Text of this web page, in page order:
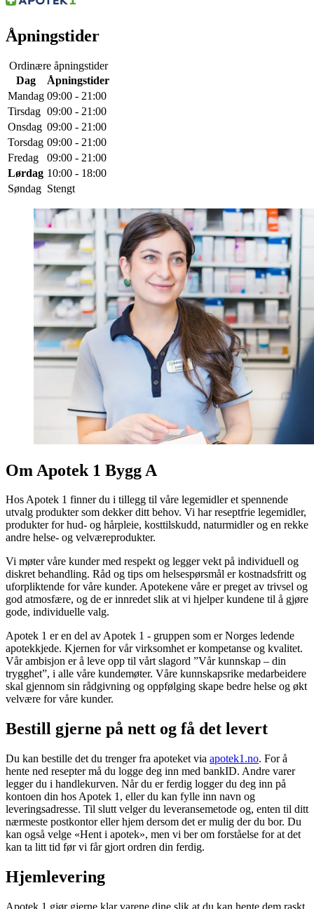
Åpningstider
Ordinære åpningstider
Dag
Åpningstider
Mandag 09:00 - 21:00
Tirsdag 09:00 - 21:00
Onsdag 09:00 - 21:00
Torsdag 09:00 - 21:00
Fredag
09:00 - 21:00
Lørdag 10:00 - 18:00
Søndag Stengt
Om Apotek 1 Bygg A
Hos Apotek 1 finner du i tillegg til våre legemidler et spennende
utvalg produkter som dekker ditt behov. Vi har reseptfrie legemidler,
produkter for hud- og hårpleie, kosttilskudd, naturmidler og en rekke
andre helse- og velværeprodukter.
Vi møter våre kunder med respekt og legger vekt på individuell og
diskret behandling. Råd og tips om helsespørsmål er kostnadsfritt og
uforpliktende for våre kunder. Apotekene våre er preget av trivsel og
god atmosfære, og de er innredet slik at vi hjelper kundene til å gjøre
gode, individuelle valg.
Apotek 1 er en del av Apotek 1 - gruppen som er Norges ledende
apotekkjede. Kjernen for vår virksomhet er kompetanse og kvalitet.
Vår ambisjon er å leve opp til vårt slagord ”Vår kunnskap – din
trygghet”, i alle våre kundemøter. Våre kunnskapsrike medarbeidere
skal gjennom sin rådgivning og oppfølging skape bedre helse og økt
velvære for våre kunder.
Bestill gjerne på nett og få det levert
Du kan bestille det du trenger fra apoteket via apotek1.no. For å
hente ned resepter må du logge deg inn med bankID. Andre varer
legger du i handlekurven. Når du er ferdig logger du deg inn på
kontoen din hos Apotek 1, eller du kan fylle inn navn og
leveringsadresse. Til slutt velger du leveransemetode og, enten til ditt
nærmeste postkontor eller hjem dersom det er mulig der du bor. Du
kan også velge «Hent i apotek», men vi ber om forståelse for at det
kan ta litt tid før vi får gjort ordren din ferdig.
Hjemlevering
Apotek 1 gjør gjerne klar varene dine slik at du kan hente dem raskt